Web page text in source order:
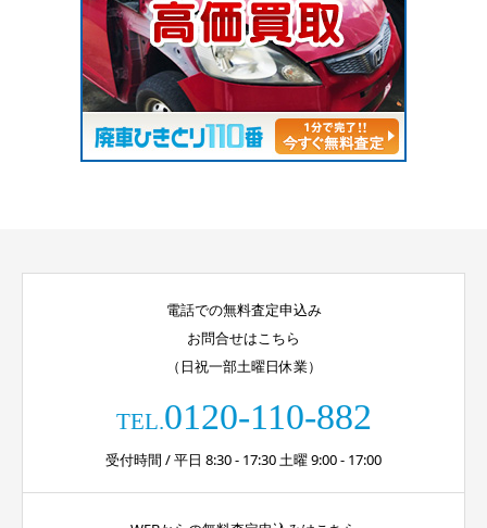
電話での無料査定申込み
お問合せはこちら
（日祝一部土曜日休業）
TEL.0120-110-882
受付時間 / 平日 8:30 - 17:30 土曜 9:00 - 17:00